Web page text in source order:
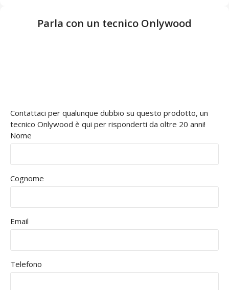
Parla con un tecnico Onlywood
Contattaci per qualunque dubbio su questo prodotto, un
tecnico Onlywood è qui per risponderti da oltre 20 anni!
Nome
Cognome
Email
Telefono